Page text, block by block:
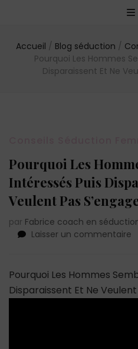
Accueil / Blog séduction /
Pourquoi Les Hommes
Disparaissent Et Ne
Pourquoi Les
Intéressés Puis
Veulent Pas
par Fabrice coach en
Laisser un commentaire
Pourquoi Les Hommes
Disparaissent Et Ne Veulent